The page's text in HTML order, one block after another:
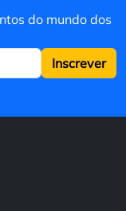
do mundo dos
Inscrever